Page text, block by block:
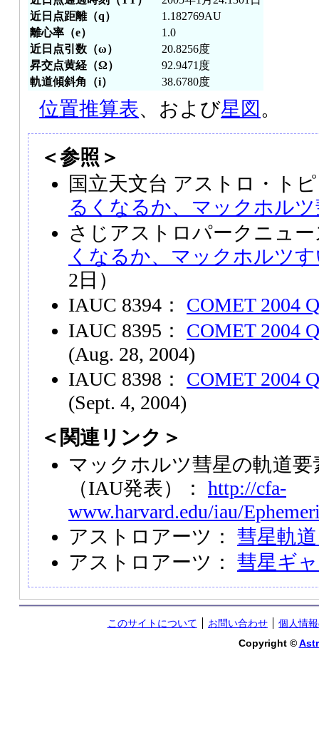
近日点距離（q）
1.182769AU
離心率（e）
1.0
近日点引数（ω）
20.8256度
昇交点黄経（Ω）
92.9471度
軌道傾斜角（i）
38.6780度
位置推算表、および星図 。
＜参照＞
国立天文台 アストロ・ト
るくなるか、マックホル
さじアストロパークニュ
くなるか、マックホルツ
2日）
IAUC 8394： COMET 2004
IAUC 8395： COMET 2004
(Aug. 28, 2004)
IAUC 8398： COMET 2004
(Sept. 4, 2004)
＜関連リンク＞
マックホルツ彗星の軌道要
（IAU発表）： http://cfa-
www.harvard.edu/iau/
アストロアーツ： 彗星軌
アストロアーツ： 彗星ギ
このサイトについて お問い合わせ
個人情
Copyright ©